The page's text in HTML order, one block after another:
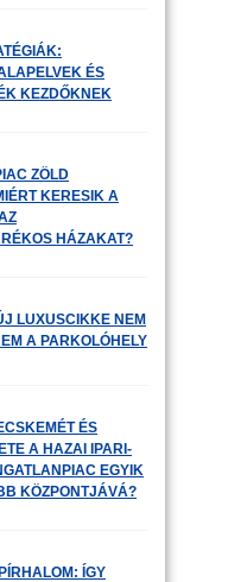
ÉS
KEZDŐKNEK
ZÖLD
KERESIK A
HÁZAKAT?
LUXUSCIKKE NEM
A PARKOLÓHELY
ÉS
A HAZAI IPARI-
EGYIK
KÖZPONTJÁVÁ?
ÍGY